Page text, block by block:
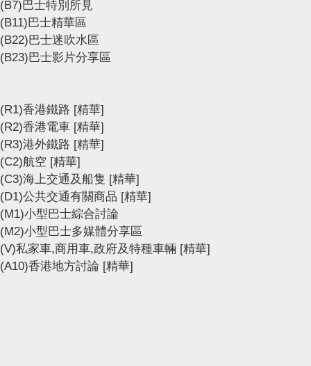
(B7)巴士特別所見
(B11)巴士精華區
(B22)巴士迷吹水區
(B23)巴士影片分享區
(R1)香港鐵路 [精華]
(R2)香港電車 [精華]
(R3)港外鐵路 [精華]
(C2)航空 [精華]
(C3)海上交通及船隻 [精華]
(D1)公共交通有關商品 [精華]
(M1)小型巴士綜合討論
(M2)小型巴士多媒體分享區
(V)私家車,商用車,政府及特種車輛 [精華]
(A10)香港地方討論 [精華]